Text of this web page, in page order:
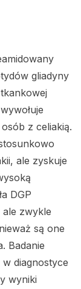
gliadyny
z celiakią.
ale zyskuje
DGP
zwykle
są one
Badanie
w diagnostyce
wyniki